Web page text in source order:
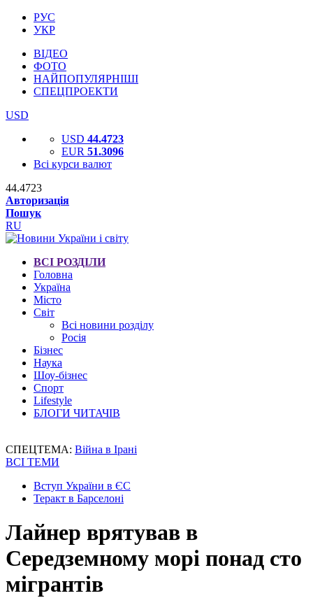
РУС
УКР
ВІДЕО
ФОТО
НАЙПОПУЛЯРНІШІ
СПЕЦПРОЕКТИ
USD
USD 44.4723
EUR 51.3096
Всі курси валют
44.4723
Авторизація
Пошук
RU
ВСІ РОЗДІЛИ
Головна
Україна
Місто
Світ
Всі новини розділу
Росія
Бізнес
Наука
Шоу-бізнес
Спорт
Lifestyle
БЛОГИ ЧИТАЧІВ
СПЕЦТЕМА: Війна в Ірані
ВСІ ТЕМИ
Вступ України в ЄС
Теракт в Барселоні
Лайнер врятував в
Середземному морі понад сто
мігрантів